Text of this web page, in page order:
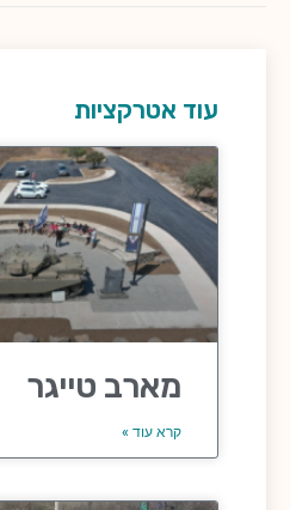
עוד אטרקציות
מארב טייגר
קרא עוד »